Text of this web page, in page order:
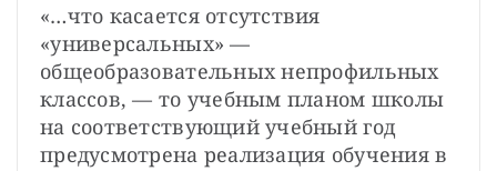
«…что касается отсутствия
«универсальных» —
общеобразовательных непрофильных
классов, — то учебным планом школы
на соответствующий учебный год
предусмотрена реализация обучения в